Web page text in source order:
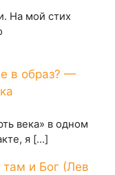
На мой стих
в образ? —
века» в одном
я […]
и Бог (Лев